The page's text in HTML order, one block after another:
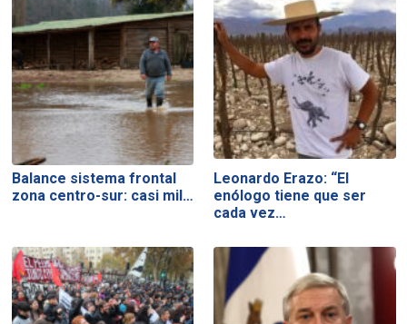
Balance sistema frontal
zona centro-sur: casi mil…
Leonardo Erazo: “El
enólogo tiene que ser
cada vez…